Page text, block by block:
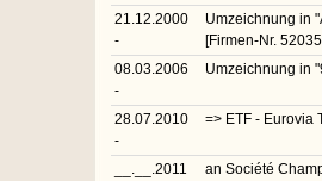
21.12.2000
-
Umzeichnung in
[Firmen-Nr.
08.03.2006
-
Umzeichnung in
28.07.2010
-
=> ETF - Eurovia
__.__.2011
an Société